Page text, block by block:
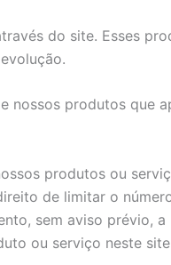
do site. Esses
produtos que
produtos ou
de limitar o
sem aviso prévio,
ou serviço neste